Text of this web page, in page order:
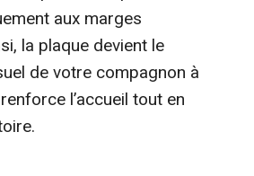
aux marges
la plaque devient le
de votre compagnon à
l’accueil tout en